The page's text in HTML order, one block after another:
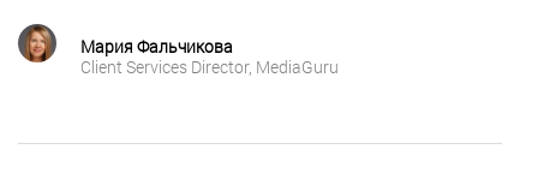
Мария Фальчикова
Client Services Director, MediaGuru